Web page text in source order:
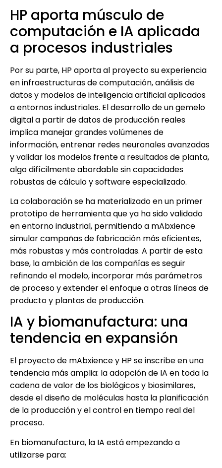
HP aporta músculo de
computación e IA aplicada
a procesos industriales
Por su parte, HP aporta al proyecto su experiencia
en infraestructuras de computación, análisis de
datos y modelos de inteligencia artificial aplicados
a entornos industriales. El desarrollo de un gemelo
digital a partir de datos de producción reales
implica manejar grandes volúmenes de
información, entrenar redes neuronales avanzadas
y validar los modelos frente a resultados de planta,
algo difícilmente abordable sin capacidades
robustas de cálculo y software especializado.
La colaboración se ha materializado en un primer
prototipo de herramienta que ya ha sido validado
en entorno industrial, permitiendo a mAbxience
simular campañas de fabricación más eficientes,
más robustas y más controladas. A partir de esta
base, la ambición de las compañías es seguir
refinando el modelo, incorporar más parámetros
de proceso y extender el enfoque a otras líneas de
producto y plantas de producción.
IA y biomanufactura: una
tendencia en expansión
El proyecto de mAbxience y HP se inscribe en una
tendencia más amplia: la adopción de IA en toda la
cadena de valor de los biológicos y biosimilares,
desde el diseño de moléculas hasta la planificación
de la producción y el control en tiempo real del
proceso.
En biomanufactura, la IA está empezando a
utilizarse para: